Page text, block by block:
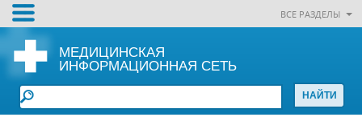
ВСЕ РАЗДЕЛЫ
МЕДИЦИНСКАЯ
ИНФОРМАЦИОННАЯ СЕТЬ